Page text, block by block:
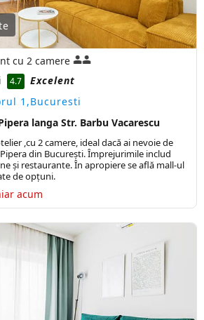
cu 2 camere
4.7
Excelent
1,Bucuresti
langa Str. Barbu Vacarescu
,cu 2 camere, ideal dacă ai nevoie de
din București. Împrejurimile includ
și restaurante. În apropiere se află mall-ul
de opțuni.
acum